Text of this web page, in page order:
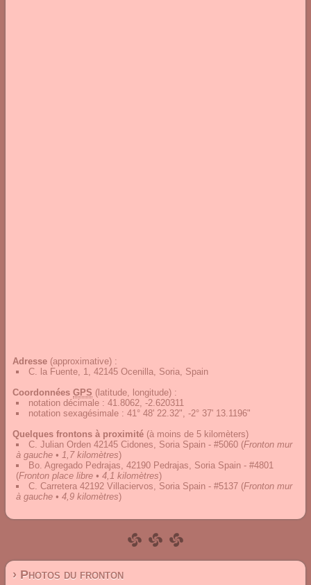
Adresse (approximative) :
C. la Fuente, 1, 42145 Ocenilla, Soria, Spain
Coordonnées GPS (latitude, longitude) :
notation décimale : 41.8062, -2.620311
notation sexagésimale : 41° 48' 22.32", -2° 37' 13.1196"
Quelques frontons à proximité (à moins de 5 kilomèters)
C. Julian Orden 42145 Cidones, Soria Spain - #5060 (Fronton mur
à gauche • 1,7 kilomètres)
Bo. Agregado Pedrajas, 42190 Pedrajas, Soria Spain - #4801
(Fronton place libre • 4,1 kilomètres)
C. Carretera 42192 Villaciervos, Soria Spain - #5137 (Fronton mur
à gauche • 4,9 kilomètres)
› Photos du fronton